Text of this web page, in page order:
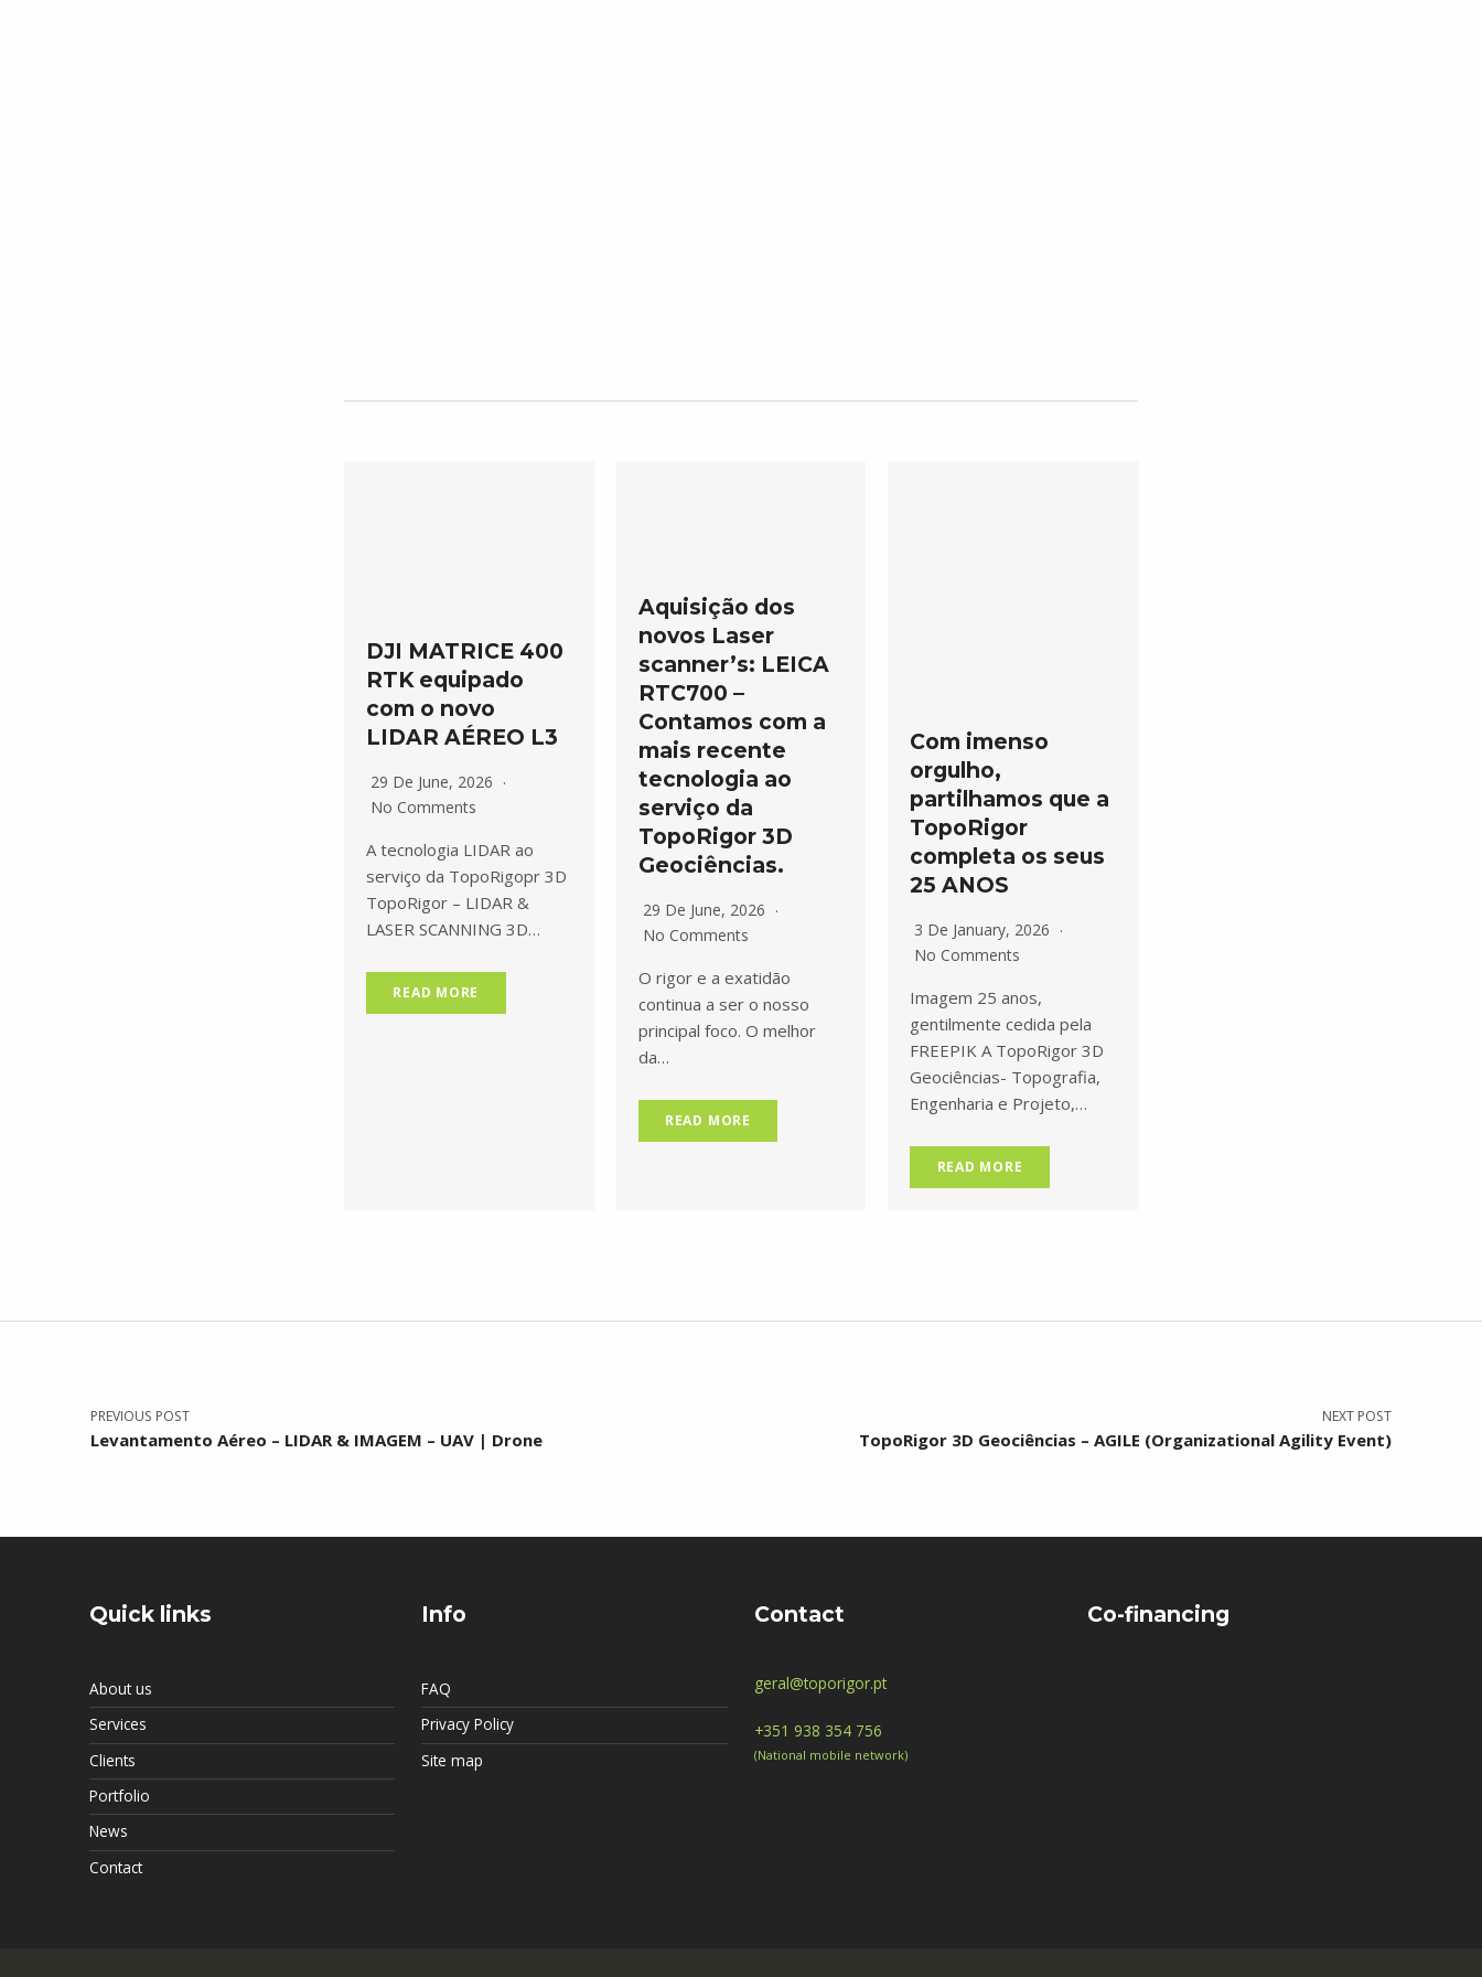
DJI MATRICE 400
RTK equipado
com o novo
LIDAR AÉREO L3
29 De June, 2026
No Comments
A tecnologia LIDAR ao
serviço da TopoRigopr 3D
TopoRigor – LIDAR &
LASER SCANNING 3D…
READ MORE
Aquisição dos
novos Laser
scanner’s: LEICA
RTC700 –
Contamos com a
mais recente
tecnologia ao
serviço da
TopoRigor 3D
Geociências.
29 De June, 2026
No Comments
O rigor e a exatidão
continua a ser o nosso
principal foco. O melhor
da…
READ MORE
Com imenso
orgulho,
partilhamos que a
TopoRigor
completa os seus
25 ANOS
3 De January, 2026
No Comments
Imagem 25 anos,
gentilmente cedida pela
FREEPIK A TopoRigor 3D
Geociências- Topografia,
Engenharia e Projeto,…
READ MORE
Skip back to main navigation
Navegação de artigos
PREVIOUS POST
Levantamento Aéreo – LIDAR & IMAGEM – UAV | Drone
NEXT POST
TopoRigor 3D Geociências – AGILE (Organizational Agility Event)
Quick links
About us
Services
Clients
Portfolio
News
Contact
Info
FAQ
Privacy Policy
Site map
Contact
geral@toporigor.pt
+351 938 354 756
(National mobile network)
Co-financing